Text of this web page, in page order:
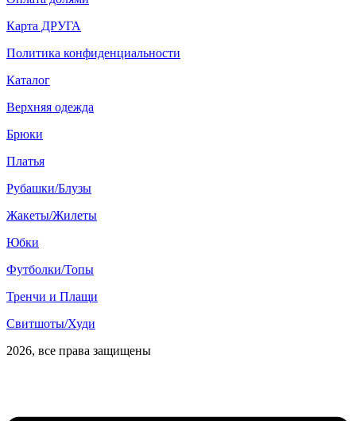
Карта ДРУГА
Политика конфиденциальности
Каталог
Верхняя одежда
Брюки
Платья
Рубашки/Блузы
Жакеты/Жилеты
Юбки
Футболки/Топы
Тренчи и Плащи
Свитшоты/Худи
2026, все права защищены